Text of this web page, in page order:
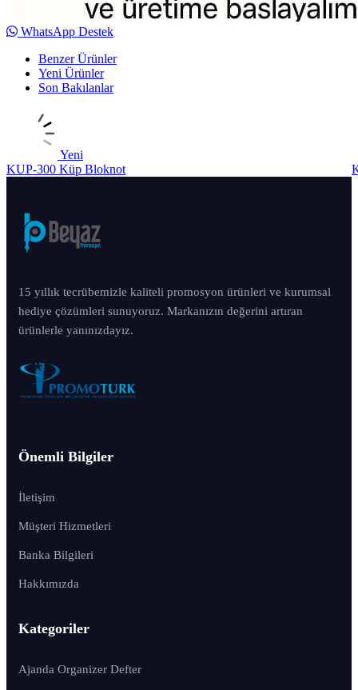
WhatsApp Destek
Benzer Ürünler
Yeni Ürünler
Son Bakılanlar
Yeni
KUP-300 Küp Bloknot
15 yıllık tecrübemizle kaliteli promosyon ürünleri ve kurumsal
hediye çözümleri sunuyoruz. Markanızın değerini artıran
ürünlerle yanınızdayız.
Önemli Bilgiler
İletişim
Müşteri Hizmetleri
Banka Bilgileri
Hakkımızda
Kategoriler
Ajanda Organizer Defter